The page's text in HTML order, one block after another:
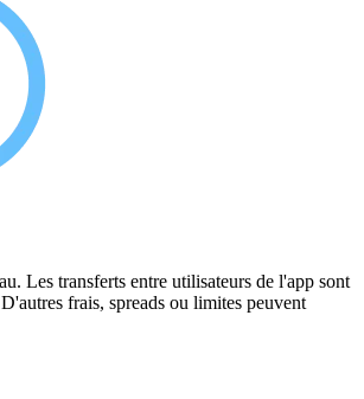
Les transferts entre utilisateurs de l'app sont
frais, spreads ou limites peuvent